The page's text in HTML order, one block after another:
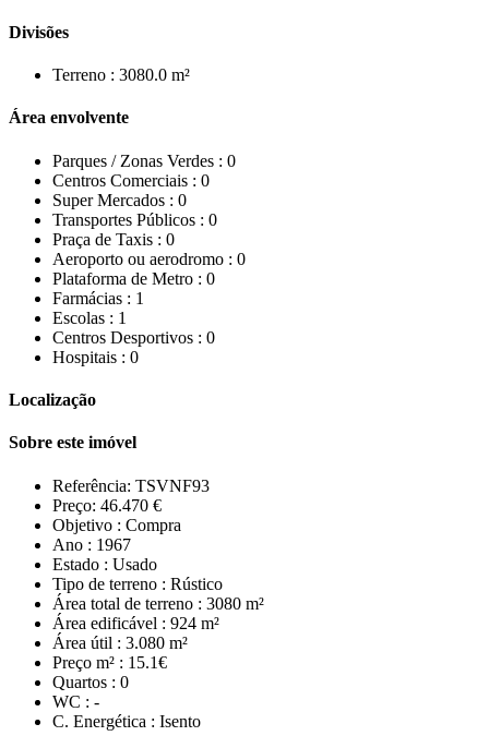
Divisões
Terreno : 3080.0 m²
Área envolvente
Parques / Zonas Verdes : 0
Centros Comerciais : 0
Super Mercados : 0
Transportes Públicos : 0
Praça de Taxis : 0
Aeroporto ou aerodromo : 0
Plataforma de Metro : 0
Farmácias : 1
Escolas : 1
Centros Desportivos : 0
Hospitais : 0
Localização
Sobre este imóvel
Referência: TSVNF93
Preço: 46.470 €
Objetivo : Compra
Ano : 1967
Estado : Usado
Tipo de terreno : Rústico
Área total de terreno : 3080 m²
Área edificável : 924 m²
Área útil : 3.080 m²
Preço m² : 15.1€
Quartos : 0
WC : -
C. Energética : Isento